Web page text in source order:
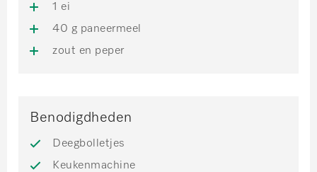
1 ei
40 g paneermeel
zout en peper
Benodigdheden
Deegbolletjes
Keukenmachine